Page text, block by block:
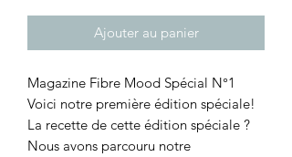
Ajouter au panier
Magazine Fibre Mood Spécial N°1
Voici notre première édition spéciale!
La recette de cette édition spéciale ?
Nous avons parcouru notre